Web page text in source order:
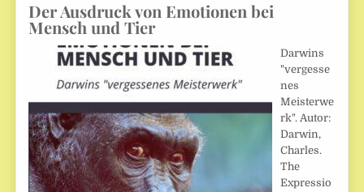
Der Ausdruck von Emotionen bei
Mensch und Tier
Darwins
"vergesse
nes
Meisterwe
rk". Autor:
Darwin,
Charles.
The
Expressio